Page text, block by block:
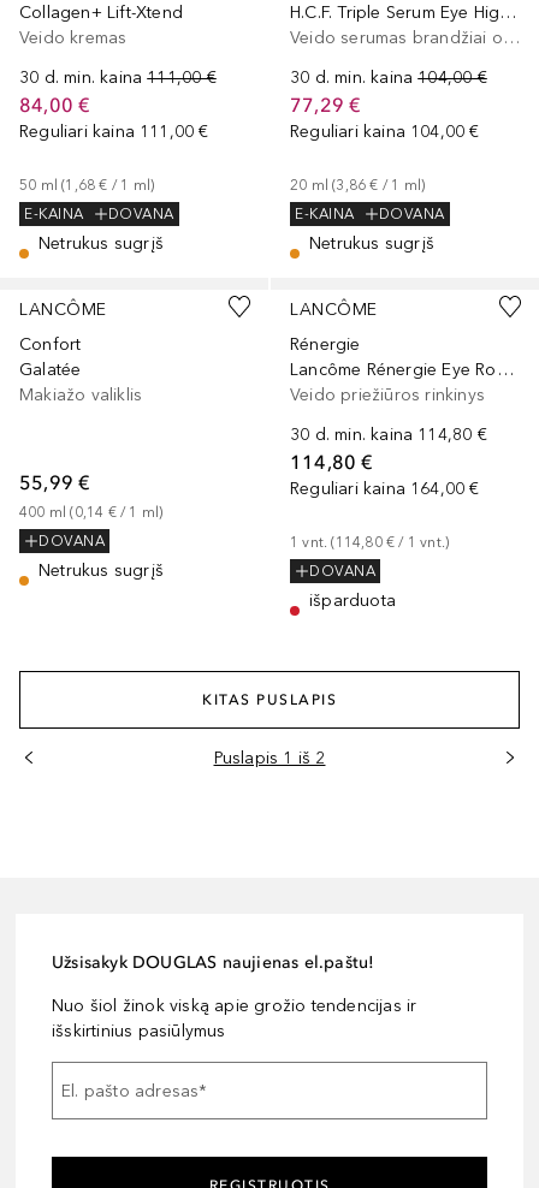
Collagen+ Lift-Xtend
Veido kremas
30 d. min. kaina 111,00 €
84,00 €
Reguliari kaina 111,00 €
50 ml (1,68 € / 1 ml)
E-KAINA
DOVANA
Netrukus sugrįš
H.C.F. Triple Serum Eye High Performance Anti-Aging Eye Concentrate
Veido serumas brandžiai odai
30 d. min. kaina 104,00 €
77,29 €
Reguliari kaina 104,00 €
20 ml (3,86 € / 1 ml)
E-KAINA
DOVANA
Netrukus sugrįš
LANCÔME
Confort
Galatée
Makiažo valiklis
55,99 €
400 ml (0,14 € / 1 ml)
DOVANA
Netrukus sugrįš
LANCÔME
Rénergie
Lancôme Rénergie Eye Routine Set
Veido priežiūros rinkinys
30 d. min. kaina 114,80 €
114,80 €
Reguliari kaina 164,00 €
1 vnt. (114,80 € / 1 vnt.)
DOVANA
išparduota
KITAS PUSLAPIS
Puslapis 1 iš 2
Užsisakyk DOUGLAS naujienas el.paštu!
Nuo šiol žinok viską apie grožio tendencijas ir
išskirtinius pasiūlymus
El. pašto adresas*